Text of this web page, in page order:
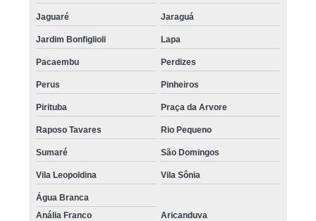
Jaguaré Jaraguá
Jardim Bonfiglioli Lapa
Pacaembu Perdizes
Perus Pinheiros
Pirituba Praça da Arvore
Raposo Tavares Rio Pequeno
Sumaré São Domingos
Vila Leopoldina Vila Sônia
Água Branca
Anália Franco
Aricanduva